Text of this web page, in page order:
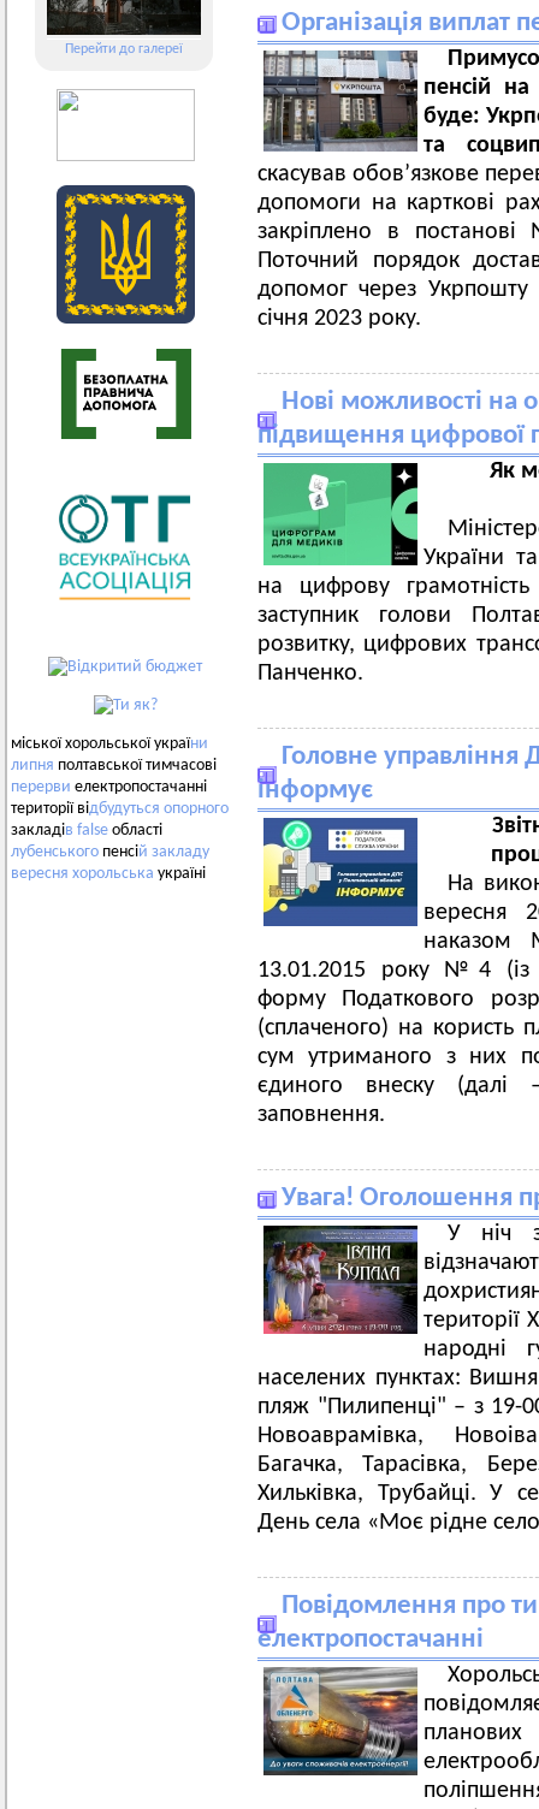
Перейти до галереї
міської хорольської україни
липня полтавської тимчасові
перерви електропостачанні
території відбудуться опорного
закладів false області
лубенського пенсій закладу
вересня хорольська україні
Організація виплат
пенсій
буде:
та
скасував обов’язкове
допомоги на карткові
закріплено в
Поточний порядок
допомог через
січня 2023 року.
Нові можливості на
підвищення цифрової
Як
України
на цифрову
заступник голови
розвитку, цифрових
Панченко.
Головне управління
інформує
На
вересня
наказом
13.01.2015 року №4 (із
форму Податкового
(сплаченого) на користь
сум утриманого з них
єдиного внеску (далі
заповнення.
Увага! Оголошення
У ніч
території
народні
населених пунктах:
пляж "Пилипенці" – з 19-
Новоаврамівка,
Багачка, Тарасівка,
Хильківка, Трубайці. У
День села «Моє рідне
Повідомлення про
електропостачанні